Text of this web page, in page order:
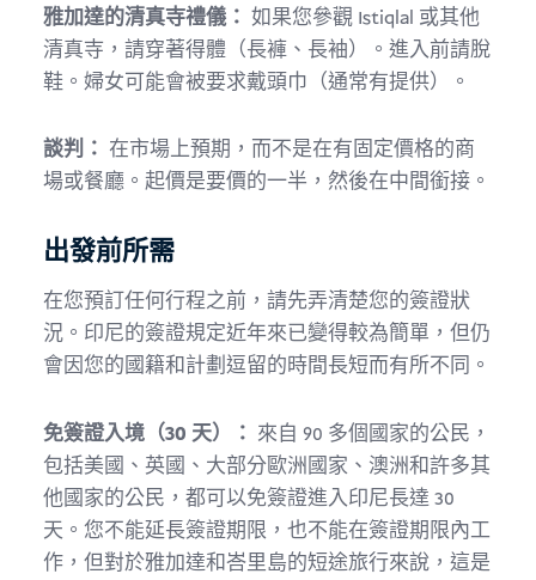
雅加達的清真寺禮儀： 如果您參觀 Istiqlal 或其他
清真寺，請穿著得體（長褲、長袖）。進入前請脫
鞋。婦女可能會被要求戴頭巾（通常有提供）。
談判： 在市場上預期，而不是在有固定價格的商
場或餐廳。起價是要價的一半，然後在中間銜接。
出發前所需
在您預訂任何行程之前，請先弄清楚您的簽證狀
況。印尼的簽證規定近年來已變得較為簡單，但仍
會因您的國籍和計劃逗留的時間長短而有所不同。
免簽證入境（30 天）： 來自 90 多個國家的公民，
包括美國、英國、大部分歐洲國家、澳洲和許多其
他國家的公民，都可以免簽證進入印尼長達 30
天。您不能延長簽證期限，也不能在簽證期限內工
作，但對於雅加達和峇里島的短途旅行來說，這是